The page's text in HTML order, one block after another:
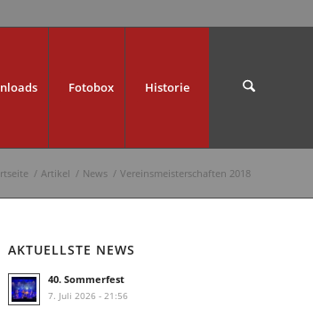
Fotobox Historie
/ Artikel / News / Vereinsmeisterschaften 2018
AKTUELLSTE NEWS
40. Sommerfest
7. Juli 2026 - 21:56